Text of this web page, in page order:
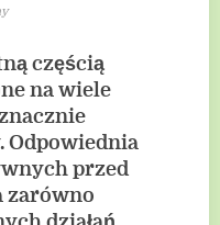
częścią
na wiele
Odpowiednia
przed
zarówno